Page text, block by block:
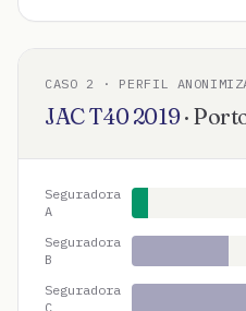
CASO 2 · PERFIL
JACT402019·
Seguradora
A
Seguradora
B
Seguradora
C